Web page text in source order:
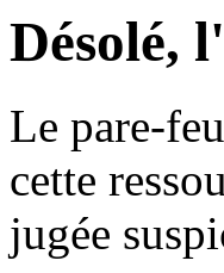
Désolé,
Le pare-
cette
jugée